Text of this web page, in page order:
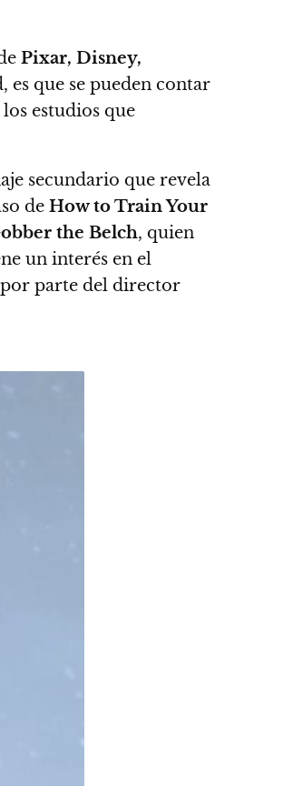
Pixar, Disney,
es que se pueden contar
estudios que
secundario que revela
de How to Train Your
the Belch, quien
un interés en el
por parte del director